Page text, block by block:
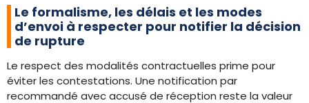
Le formalisme, les délais et les modes
d’envoi à respecter pour notifier la décision
de rupture
Le respect des modalités contractuelles prime pour
éviter les contestations. Une notification par
recommandé avec accusé de réception reste la valeur